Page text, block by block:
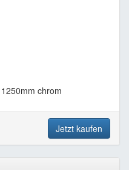
chrom
Jetzt kaufen